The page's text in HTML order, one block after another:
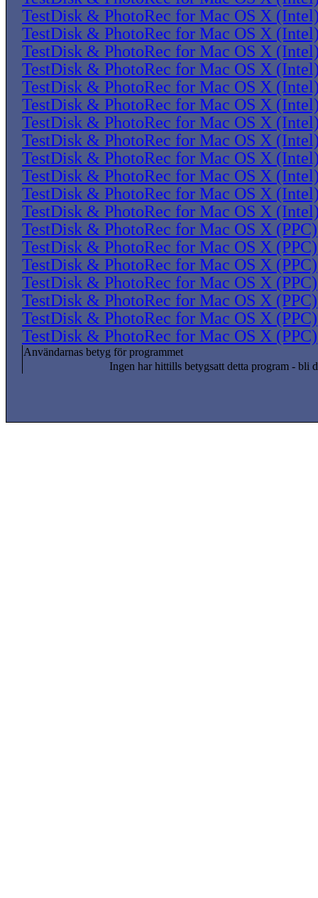
TestDisk & PhotoRec for Mac OS X
TestDisk & PhotoRec for Mac OS X
TestDisk & PhotoRec for Mac OS X
TestDisk & PhotoRec for Mac OS X
TestDisk & PhotoRec for Mac OS X
TestDisk & PhotoRec for Mac OS X
TestDisk & PhotoRec for Mac OS X
TestDisk & PhotoRec for Mac OS X
TestDisk & PhotoRec for Mac OS X
TestDisk & PhotoRec for Mac OS X
TestDisk & PhotoRec for Mac OS X
TestDisk & PhotoRec for Mac OS X
TestDisk & PhotoRec for Mac OS X (PPC)
TestDisk & PhotoRec for Mac OS X (PPC)
TestDisk & PhotoRec for Mac OS X (PPC)
TestDisk & PhotoRec for Mac OS X (PPC)
TestDisk & PhotoRec for Mac OS X (PPC)
TestDisk & PhotoRec for Mac OS X (PPC)
TestDisk & PhotoRec for Mac OS X (PPC)
Användarnas betyg för programmet
Ingen har hittills betygsatt detta program - bli